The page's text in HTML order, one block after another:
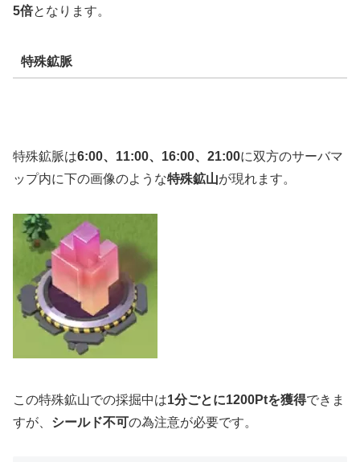
5倍となります。
特殊鉱脈
特殊鉱脈は6:00、11:00、16:00、21:00に双方のサーバマ
ップ内に下の画像のような特殊鉱山が現れます。
この特殊鉱山での採掘中は1分ごとに1200Ptを獲得できま
すが、 シールド不可の為注意が必要です。